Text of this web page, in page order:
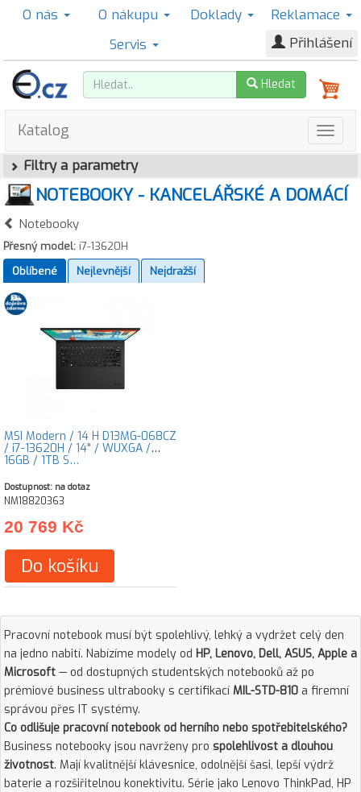
O nás O nákupu Doklady
Reklamace
Servis
Přihlášení
Hledat
Katalog
Filtry a parametry
NOTEBOOKY - KANCELÁŘSKÉ A DOMÁCÍ
Notebooky
Přesný model: i7-13620H
Oblíbené
Nejlevnější Nejdražší
MSI Modern / 14 H D13MG-068CZ
/ i7-13620H / 14" / WUXGA /
16GB / 1TB S…
Dostupnost: na dotaz
NM18820363
20 769 Kč
Do košíku
Pracovní notebook musí být spolehlivý, lehký a vydržet celý den
na jedno nabití. Nabízíme modely od HP, Lenovo, Dell, ASUS, Apple a
Microsoft — od dostupných studentských notebooků až po
prémiové business ultrabooky s certifikací MIL-STD-810 a firemní
správou přes IT systémy.
Co odlišuje pracovní notebook od herního nebo spotřebitelského?
Business notebooky jsou navrženy pro spolehlivost a dlouhou
životnost. Mají kvalitnější klávesnice, odolnější šasi, lepší výdrž
baterie a rozšiřitelnou konektivitu. Série jako Lenovo ThinkPad, HP